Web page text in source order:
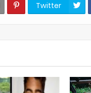
Twitter